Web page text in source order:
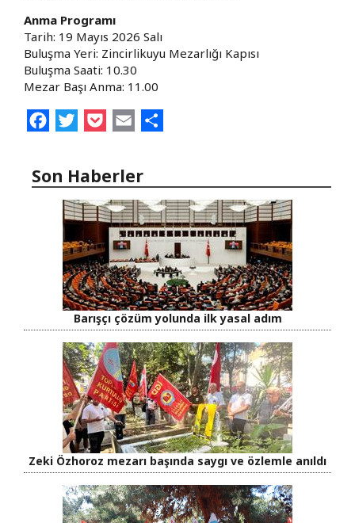
Anma Programı
​Tarih: 19 Mayıs 2026 Salı
​Buluşma Yeri: Zincirlikuyu Mezarlığı Kapısı
​Buluşma Saati: 10.30
​Mezar Başı Anma: 11.00
FacebookTwitterPocketEmail
Son Haberler
Barışçı çözüm yolunda ilk yasal adım
Zeki Özhoroz mezarı başında saygı ve özlemle anıldı